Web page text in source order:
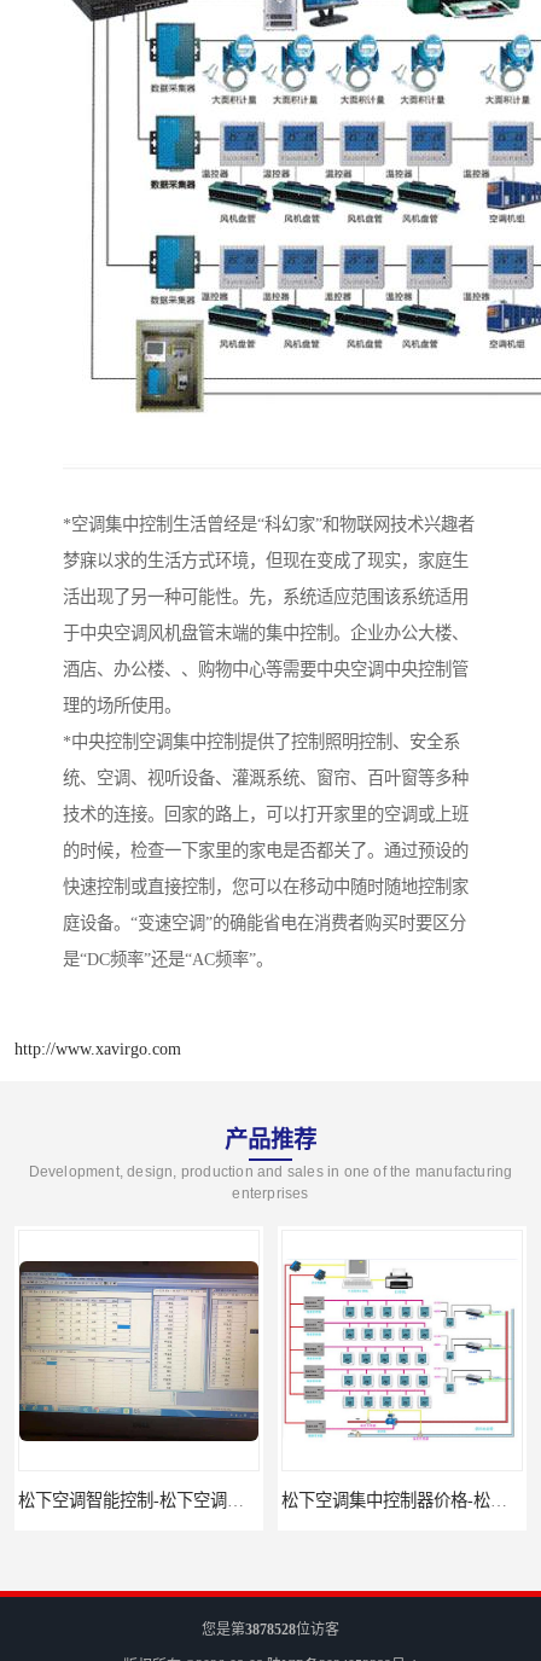
*空调集中控制生活曾经是“科幻家”和物联网技术兴趣者
梦寐以求的生活方式环境，但现在变成了现实，家庭生
活出现了另一种可能性。先，系统适应范围该系统适用
于中央空调风机盘管末端的集中控制。企业办公大楼、
酒店、办公楼、、购物中心等需要中央空调中央控制管
理的场所使用。
*中央控制空调集中控制提供了控制照明控制、安全系
统、空调、视听设备、灌溉系统、窗帘、百叶窗等多种
技术的连接。回家的路上，可以打开家里的空调或上班
的时候，检查一下家里的家电是否都关了。通过预设的
快速控制或直接控制，您可以在移动中随时随地控制家
庭设备。“变速空调”的确能省电在消费者购买时要区分
是“DC频率”还是“AC频率”。
http://www.xavirgo.com
产品推荐
Development, design, production and sales in one of the manufacturing
enterprises
松下空调智能控制-松下空调集中控制器报价-松下空调集中控制器 松下空调集中控制器价格-松下空调集中控制器-松下空调节能控制
您是第3878528位访客